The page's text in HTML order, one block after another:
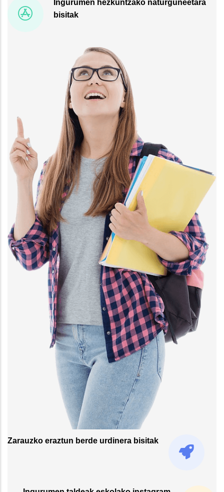
Ingurumen hezkuntzako naturguneetara
bisitak
Zarauzko eraztun berde urdinera bisitak